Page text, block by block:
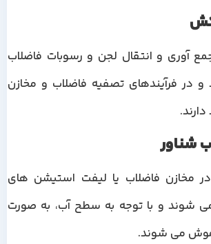
آوری و انتقال لجن و رسوبات فاضلاب
در فرآیندهای تصفیه فاضلاب و مخازن
مخازن فاضلاب یا لیفت استیشن های
شوند و با توجه به سطح آب، به صورت
می شوند.